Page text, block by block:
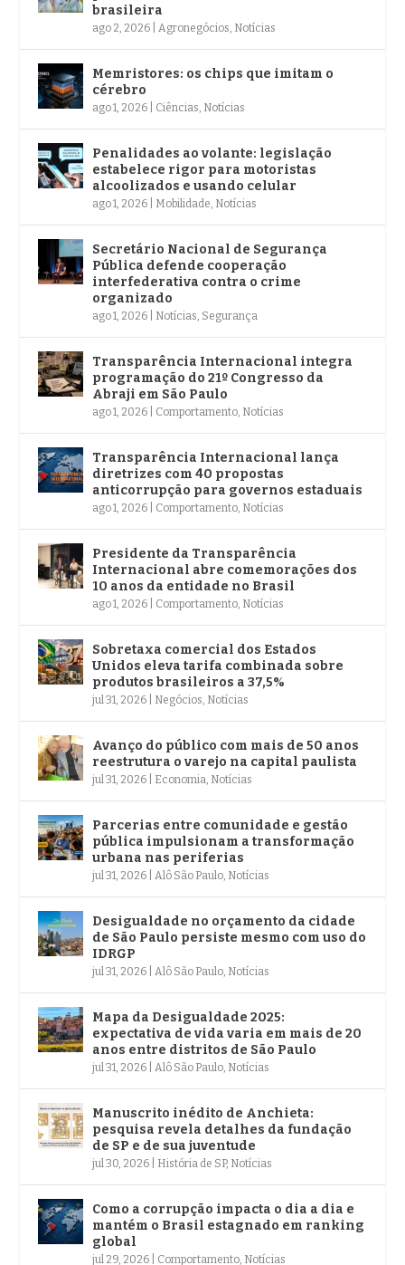
brasileira
ago 2, 2026 Agronegócios Notícias
Memristores: os chips que imitam o
cérebro
ago 1, 2026 Ciências Notícias
Penalidades ao volante: legislação
estabelece rigor para motoristas
alcoolizados e usando celular
ago 1, 2026 Mobilidade Notícias
Secretário Nacional de Segurança
Pública defende cooperação
interfederativa contra o crime
organizado
ago 1, 2026 Notícias Segurança
Transparência Internacional integra
programação do 21º Congresso da
Abraji em São Paulo
ago 1, 2026 Comportamento Notícias
Transparência Internacional lança
diretrizes com 40 propostas
anticorrupção para governos estaduais
ago 1, 2026 Comportamento Notícias
Presidente da Transparência
Internacional abre comemorações dos
10 anos da entidade no Brasil
ago 1, 2026 Comportamento Notícias
Sobretaxa comercial dos Estados
Unidos eleva tarifa combinada sobre
produtos brasileiros a 37,5%
jul 31, 2026 Negócios Notícias
Avanço do público com mais de 50 anos
reestrutura o varejo na capital paulista
jul 31, 2026 Economia Notícias
Parcerias entre comunidade e gestão
pública impulsionam a transformação
urbana nas periferias
jul 31, 2026 Alô São Paulo Notícias
Desigualdade no orçamento da cidade
de São Paulo persiste mesmo com uso do
IDRGP
jul 31, 2026 Alô São Paulo Notícias
Mapa da Desigualdade 2025:
expectativa de vida varia em mais de 20
anos entre distritos de São Paulo
jul 31, 2026 Alô São Paulo Notícias
Manuscrito inédito de Anchieta:
pesquisa revela detalhes da fundação
de SP e de sua juventude
jul 30, 2026 História de SP, Notícias
Como a corrupção impacta o dia a dia e
mantém o Brasil estagnado em ranking
global
jul 29, 2026 Comportamento Notícias